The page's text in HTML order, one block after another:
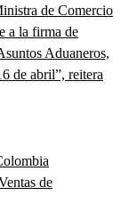
de Comercio
a la firma de
Aduaneros,
de abril”, reitera
de